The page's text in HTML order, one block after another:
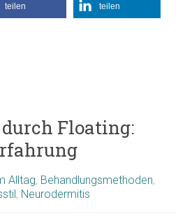
teilen teilen
Floating:
Alltag, Behandlungsmethoden,
, Neurodermitis